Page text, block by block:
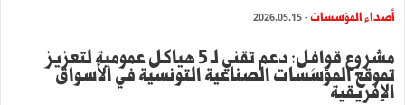
أصداء المؤسسات- 2026.05.15
مشروع قوافِل: دعم تقني لـ 5 هياكل عمومية لتعزيز
تموقع المؤسسات الصناعية التونسية في الأسواق
الإفريقية